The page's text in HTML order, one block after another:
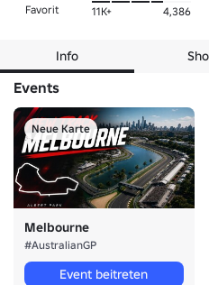
Favorit 11K+ 4,386
Info
Events
Neue Karte
Melbourne
#AustralianGP
Event beitreten